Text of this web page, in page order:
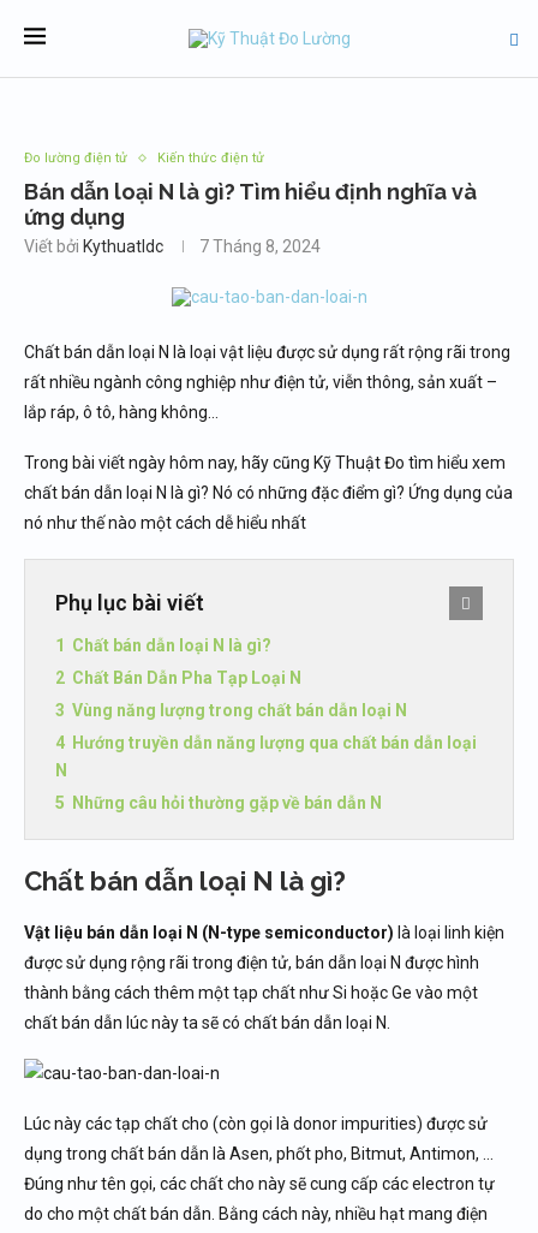
Đo lường điện tử Kiến thức điện tử
Bán dẫn loại N là gì? Tìm hiểu định nghĩa và
ứng dụng
Viết bởi Kythuatldc 7 Tháng 8, 2024
Chất bán dẫn loại N là loại vật liệu được sử dụng rất rộng rãi trong
rất nhiều ngành công nghiệp như điện tử, viễn thông, sản xuất –
lắp ráp, ô tô, hàng không…
Trong bài viết ngày hôm nay, hãy cũng Kỹ Thuật Đo tìm hiểu xem
chất bán dẫn loại N là gì? Nó có những đặc điểm gì? Ứng dụng của
nó như thế nào một cách dễ hiểu nhất
Phụ lục bài viết
Chất bán dẫn loại N là gì?
Chất Bán Dẫn Pha Tạp Loại N
Vùng năng lượng trong chất bán dẫn loại N
Hướng truyền dẫn năng lượng qua chất bán dẫn loại
N
Những câu hỏi thường gặp về bán dẫn N
Chất bán dẫn loại N là gì?
Vật liệu bán dẫn loại N (N-type semiconductor) là loại linh kiện
được sử dụng rộng rãi trong điện tử, bán dẫn loại N được hình
thành bằng cách thêm một tạp chất như Si hoặc Ge vào một
chất bán dẫn lúc này ta sẽ có chất bán dẫn loại N.
Lúc này các tạp chất cho (còn gọi là donor impurities) được sử
dụng trong chất bán dẫn là Asen, phốt pho, Bitmut, Antimon, …
Đúng như tên gọi, các chất cho này sẽ cung cấp các electron tự
do cho một chất bán dẫn. Bằng cách này, nhiều hạt mang điện